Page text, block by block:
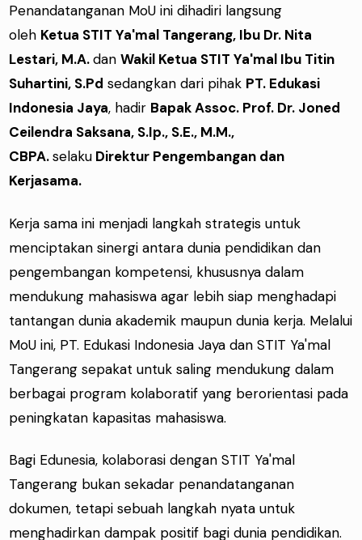
Penandatanganan MoU ini dihadiri langsung
oleh Ketua STIT Ya'mal Tangerang, Ibu Dr. Nita
Lestari, M.A.danWakil Ketua STIT Ya'mal Ibu Titin
Suhartini, S.Pd sedangkan dari pihak PT. Edukasi
Indonesia Jaya, hadir Bapak Assoc. Prof. Dr. Joned
Ceilendra Saksana, S.Ip., S.E., M.M.,
CBPA.selaku Direktur Pengembangan dan
Kerjasama.
Kerja sama ini menjadi langkah strategis untuk
menciptakan sinergi antara dunia pendidikan dan
pengembangan kompetensi, khususnya dalam
mendukung mahasiswa agar lebih siap menghadapi
tantangan dunia akademik maupun dunia kerja. Melalui
MoU ini, PT. Edukasi Indonesia Jaya dan STIT Ya'mal
Tangerang sepakat untuk saling mendukung dalam
berbagai program kolaboratif yang berorientasi pada
peningkatan kapasitas mahasiswa.
Bagi Edunesia, kolaborasi dengan STIT Ya'mal
Tangerang bukan sekadar penandatanganan
dokumen, tetapi sebuah langkah nyata untuk
menghadirkan dampak positif bagi dunia pendidikan.